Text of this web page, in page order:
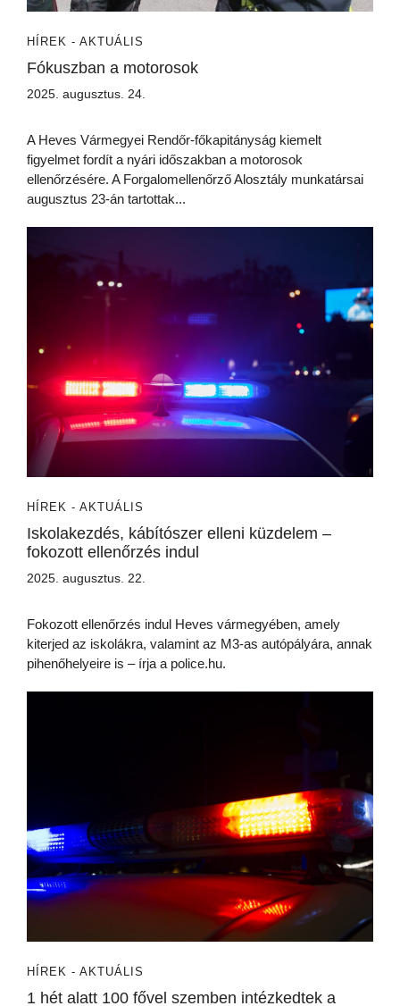
HÍREK - AKTUÁLIS
Fókuszban a motorosok
2025. augusztus. 24.
A Heves Vármegyei Rendőr-főkapitányság kiemelt
figyelmet fordít a nyári időszakban a motorosok
ellenőrzésére. A Forgalomellenőrző Alosztály munkatársai
augusztus 23-án tartottak...
HÍREK - AKTUÁLIS
Iskolakezdés, kábítószer elleni küzdelem –
fokozott ellenőrzés indul
2025. augusztus. 22.
Fokozott ellenőrzés indul Heves vármegyében, amely
kiterjed az iskolákra, valamint az M3-as autópályára, annak
pihenőhelyeire is – írja a police.hu.
HÍREK - AKTUÁLIS
1 hét alatt 100 fővel szemben intézkedtek a